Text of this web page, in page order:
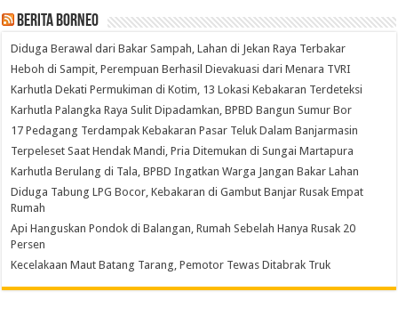
Berita Borneo
Diduga Berawal dari Bakar Sampah, Lahan di Jekan Raya Terbakar
Heboh di Sampit, Perempuan Berhasil Dievakuasi dari Menara TVRI
Karhutla Dekati Permukiman di Kotim, 13 Lokasi Kebakaran Terdeteksi
Karhutla Palangka Raya Sulit Dipadamkan, BPBD Bangun Sumur Bor
17 Pedagang Terdampak Kebakaran Pasar Teluk Dalam Banjarmasin
Terpeleset Saat Hendak Mandi, Pria Ditemukan di Sungai Martapura
Karhutla Berulang di Tala, BPBD Ingatkan Warga Jangan Bakar Lahan
Diduga Tabung LPG Bocor, Kebakaran di Gambut Banjar Rusak Empat
Rumah
Api Hanguskan Pondok di Balangan, Rumah Sebelah Hanya Rusak 20
Persen
Kecelakaan Maut Batang Tarang, Pemotor Tewas Ditabrak Truk